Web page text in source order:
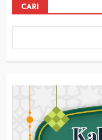
CARI